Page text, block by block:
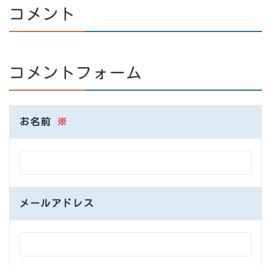
コメント
コメントフォーム
お名前 ※
メールアドレス